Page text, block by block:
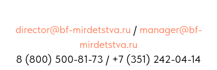
director@bf-mirdetstva.ru / manager@bf-
mirdetstva.ru
8 (800) 500-81-73 / +7 (351) 242-04-14